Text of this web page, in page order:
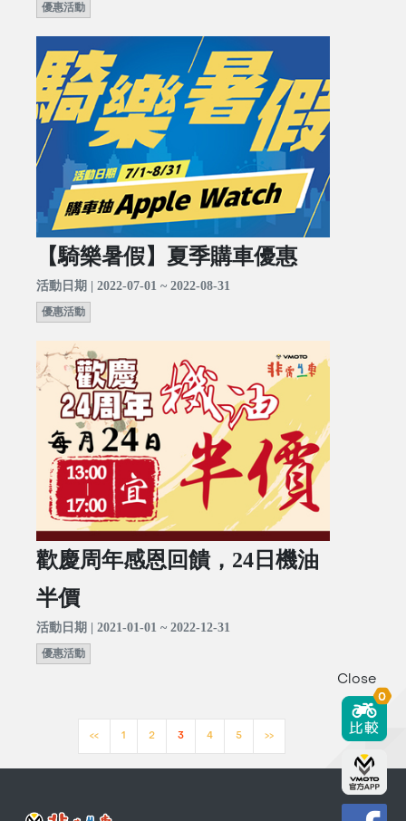
優惠活動
【騎樂暑假】夏季購車優惠
活動日期 | 2022-07-01 ~ 2022-08-31
優惠活動
歡慶周年感恩回饋，24日機油
半價
活動日期 | 2021-01-01 ~ 2022-12-31
優惠活動
<< 1 2 3 4 5 >>
Close
0